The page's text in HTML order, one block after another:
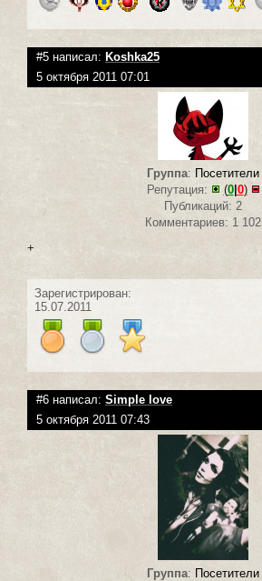
#5 написал: Koshka25
5 октября 2011 07:01
Группа: Посетители
Репутация:
(0|0)
Публикаций: 2
Комментариев: 1 102
+
Зарегистрирован:
15.07.2011
#6 написал: Simple love
5 октября 2011 07:43
Группа: Посетители